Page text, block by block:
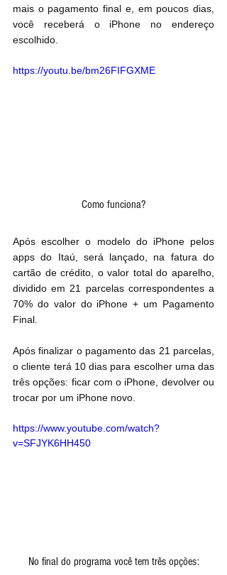
mais o pagamento final e, em poucos dias,
você receberá o iPhone no endereço
escolhido.
https://youtu.be/bm26FIFGXME
Como funciona?
Após escolher o modelo do iPhone pelos
apps do Itaú, será lançado, na fatura do
cartão de crédito, o valor total do aparelho,
dividido em 21 parcelas correspondentes a
70% do valor do iPhone + um Pagamento
Final.
Após finalizar o pagamento das 21 parcelas,
o cliente terá 10 dias para escolher uma das
três opções: ficar com o iPhone, devolver ou
trocar por um iPhone novo.
https://www.youtube.com/watch?
v=SFJYK6HH450
No final do programa você tem três opções: